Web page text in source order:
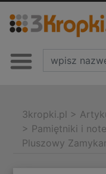
3kropki.pl >
> Pamiętniki i
Pluszowy